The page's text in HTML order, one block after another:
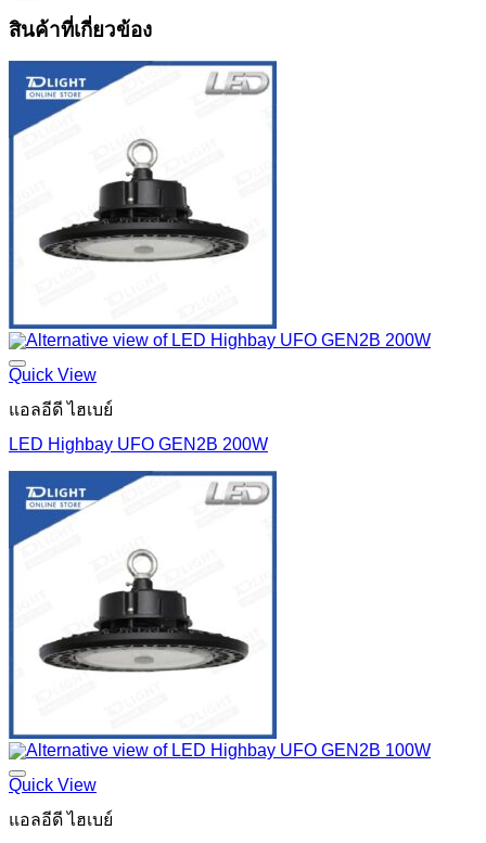
สินค้าที่เกี่ยวข้อง
Quick View
แอลอีดี ไฮเบย์
LED Highbay UFO GEN2B 200W
Quick View
แอลอีดี ไฮเบย์